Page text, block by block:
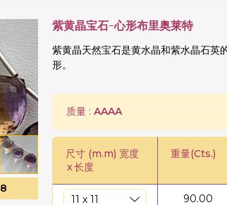
紫黄晶宝石-心形布里奥莱特
紫黄晶天然宝石是黄水晶和紫水晶石英
形。
质量 : AAAA
尺寸 (m.m) 宽度
x长度
重量(Cts.)
90.00